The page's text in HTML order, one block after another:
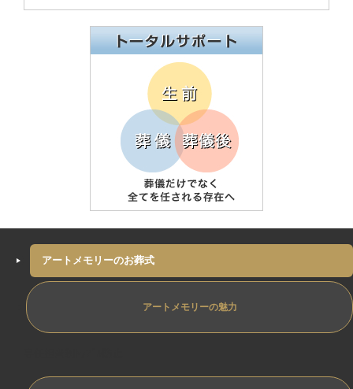
アートメモリーのお葬式
アートメモリーの魅力